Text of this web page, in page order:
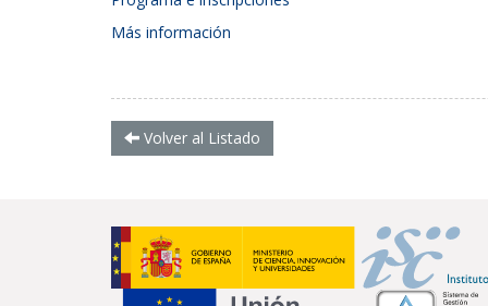
Más información
Volver al Listado